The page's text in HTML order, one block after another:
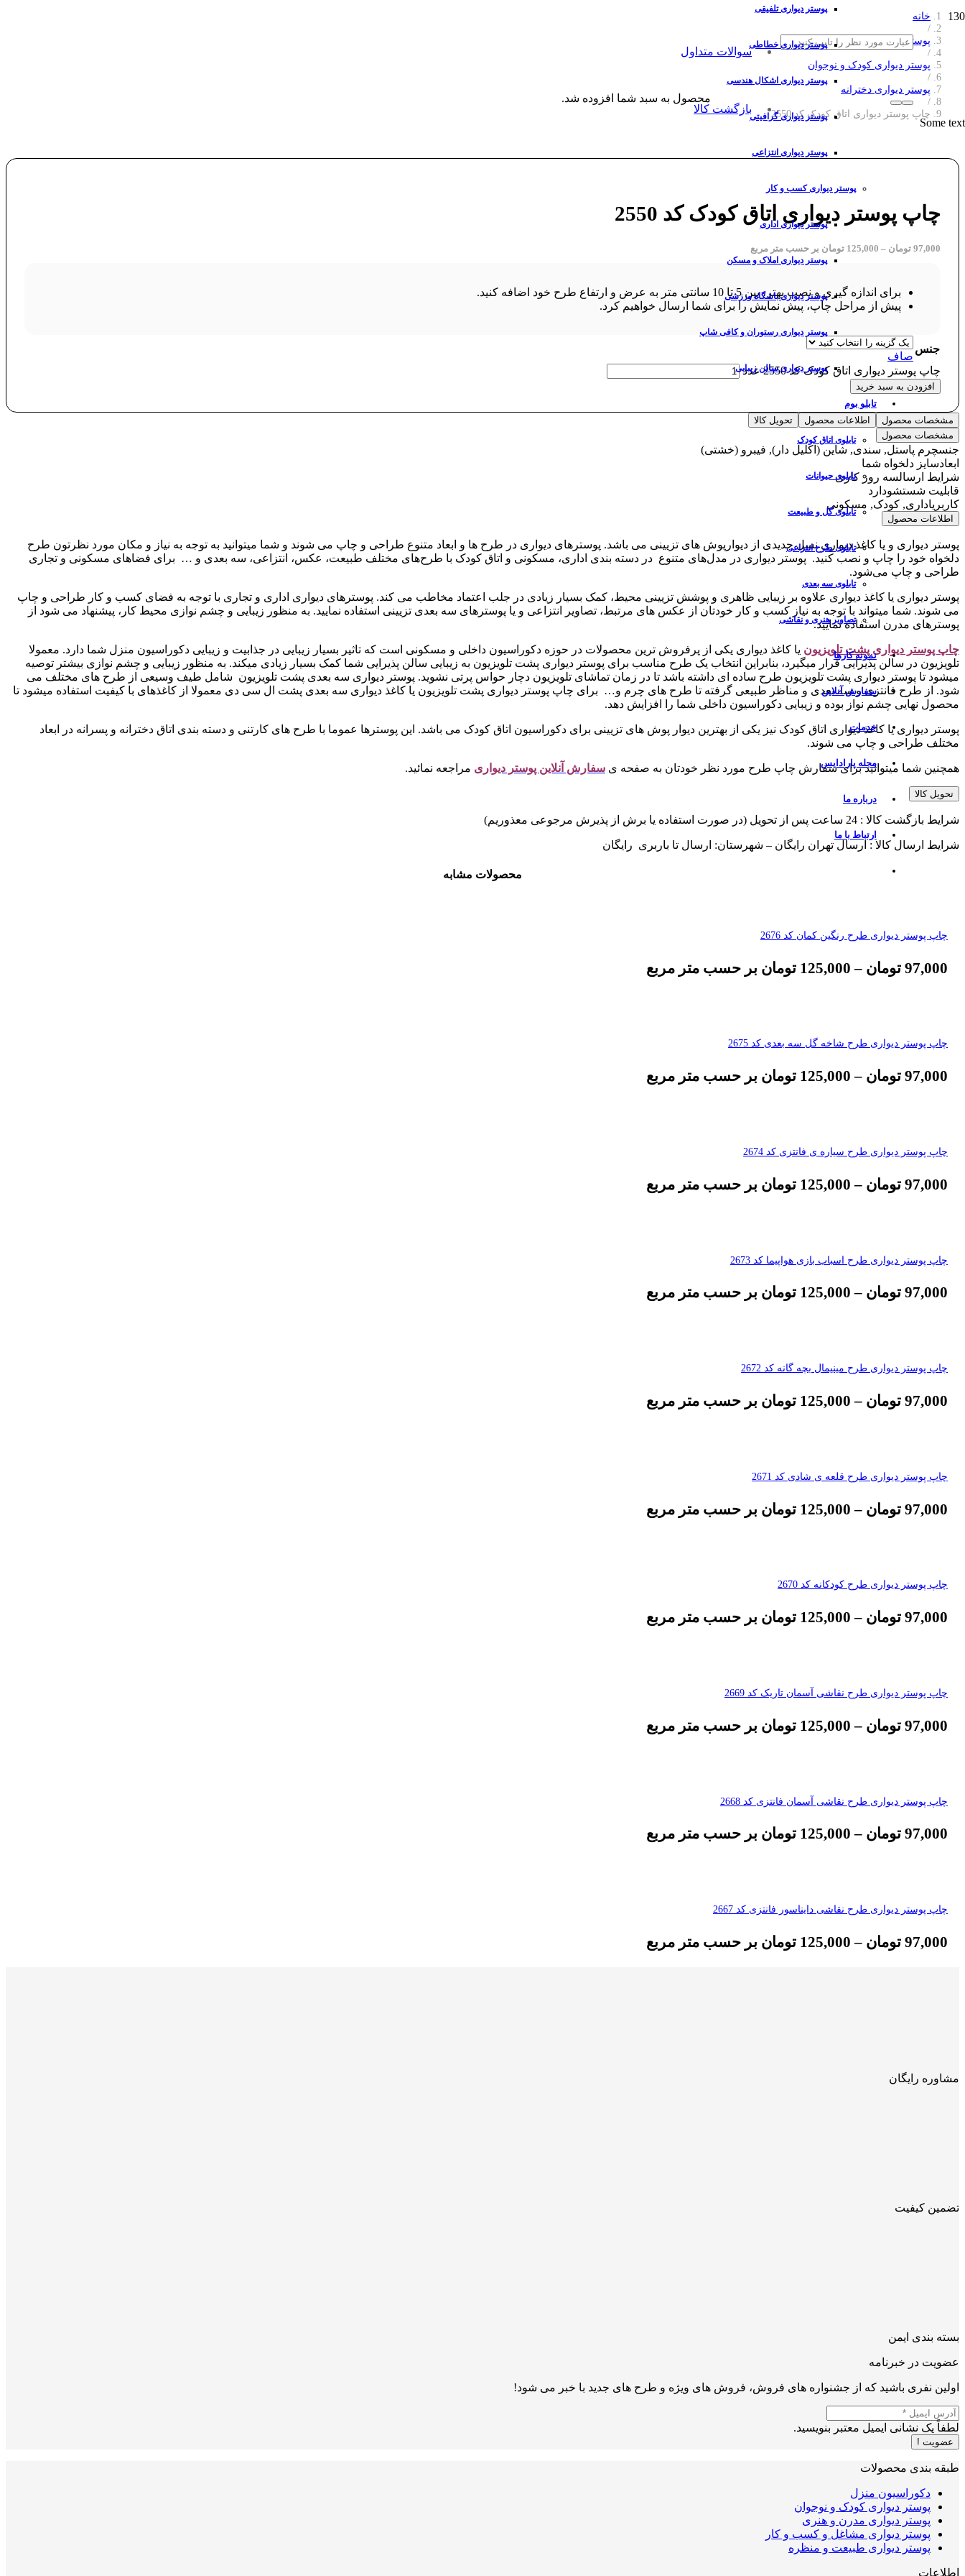
سوالات متداول
بازگشت کالا
پوستر دیواری تلفیقی
پوستر دیواری خطاطی
پوستر دیواری اشکال هندسی
پوستر دیواری گرافیتی
پوستر دیواری انتزاعی
پوستر دیواری کسب و کار
پوستر دیواری اداری
پوستر دیواری املاک و مسکن
پوستر دیواری باشگاه ورزشی
پوستر دیواری رستوران و کافی شاپ
پوستر دیواری سالن زیبایی
تابلو بوم
تابلوی اتاق کودک
تابلوی حیوانات
تابلوی گل و طبیعت
تابلوی طرح انتزاعی
تابلوی سه بعدی
تصاویر هنری و نقاشی
نمونه کارها
سفارش آنلاین
خدمات
مجله پارادایس
درباره ما
ارتباط با ما
محصول به سبد شما افزوده شد.
Some text
خانه
/
پوستر دیواری
/
پوستر دیواری کودک و نوجوان
/
پوستر دیواری دخترانه
/
چاپ پوستر دیواری اتاق کودک کد 2550
چاپ پوستر دیواری اتاق کودک کد 2550
97,000 تومان –
125,000 تومان بر حسب متر مربع
برای اندازه گیری و نصب بهتر، بین 5 تا 10 سانتی متر به عرض و ارتفاع طرح خود اضافه کنید.
پیش از مراحل چاپ، پیش نمایش را برای شما ارسال خواهیم کرد.
جنس
صاف
چاپ پوستر دیواری اتاق کودک کد 2550 عدد
افزودن به سبد خرید
مشخصات محصول اطلاعات محصول
تحویل کالا
مشخصات محصول
جنسچرم پاستل, سندی, شاین (اکلیل دار), فیبرو (خشتی)
ابعادسایز دلخواه شما
شرایط ارسالسه روز کاری
قابلیت شستشودارد
کاربریاداری, کودک, مسکونی
اطلاعات محصول
پوستر دیواری و یا کاغذ دیواری نسل جدیدی از دیوارپوش های تزیینی می باشد. پوسترهای دیواری در طرح ها و ابعاد متنوع طراحی و چاپ می شوند و شما میتوانید به توجه به نیاز و مکان مورد نظرتون طرح
دلخواه خود را چاپ و نصب کنید. پوستر دیواری در مدل‌های متنوع در دسته‌ بندی اداری، مسکونی و اتاق کودک با طرح‌های مختلف طبیعت، عکس، انتزاعی، سه بعدی و … برای فضاهای مسکونی و تجاری
طراحی و چاپ می‌شود.
پوستر دیواری یا کاغذ دیواری علاوه بر زیبایی ظاهری و پوشش تزیینی محیط، کمک بسیار زیادی در جلب اعتماد مخاطب می کند. پوسترهای دیواری اداری و تجاری با توجه به فضای کسب و کار طراحی و چاپ
می شوند. شما میتواند با توجه به نیاز کسب و کار خودتان از عکس های مرتبط، تصاویر انتزاعی و یا پوسترهای سه بعدی تزیینی استفاده نمایید. به منظور زیبایی و چشم نوازی محیط کار، پیشنهاد می شود از
پوسترهای مدرن استفاده نمایید.
چاپ پوستر دیواری پشت تلویزیون یا کاغذ دیواری یکی از پرفروش ترین محصولات در حوزه دکوراسیون داخلی و مسکونی است که تاثیر بسیار زیبایی در جذابیت و زیبایی دکوراسیون منزل شما دارد. معمولا
تلویزیون در سالن پذیرایی قرار میگیرد، بنابراین انتخاب یک طرح مناسب برای پوستر دیواری پشت تلویزیون به زیبایی سالن پذیرایی شما کمک بسیار زیادی میکند. به منظور زیبایی و چشم نوازی بیشتر توصیه
میشود تا پوستر دیواری پشت تلویزیون طرح ساده ای داشته باشد تا در زمان تماشای تلویزیون دچار حواس پرتی نشوید. پوستر دیواری سه بعدی پشت تلویزیون شامل طیف وسیعی از طرح های مختلف می
شود. از طرح فانتزی و سه بعدی و مناظر طبیعی گرفته تا طرح های چرم و… برای چاپ پوستر دیواری پشت تلویزیون یا کاغذ دیواری سه بعدی پشت ال سی دی معمولا از کاغذهای با کیفیت استفاده میشود تا
محصول نهایی چشم نواز بوده و زیبایی دکوراسیون داخلی شما را افزایش دهد.
پوستر دیواری یا کاغذ دیواری اتاق کودک نیز یکی از بهترین دیوار پوش های تزیینی برای دکوراسیون اتاق کودک می باشد. این پوسترها عموما با طرح های کارتنی و دسته بندی اتاق دخترانه و پسرانه در ابعاد
مختلف طراحی و چاپ می شوند.
همچنین شما میتوانید برای سفارش چاپ طرح مورد نظر خودتان به صفحه ی سفارش آنلاین پوستر دیواری مراجعه نمائید.
تحویل کالا
شرایط بازگشت کالا : 24 ساعت پس از تحویل (در صورت استفاده یا برش از پذیرش مرجوعی معذوریم)
شرایط ارسال کالا : ارسال تهران رایگان – شهرستان: ارسال تا باربری رایگان
محصولات مشابه
چاپ پوستر دیواری طرح رنگین کمان کد 2676
97,000 تومان –
125,000 تومان بر حسب متر مربع
چاپ پوستر دیواری طرح شاخه گل سه بعدی کد 2675
97,000 تومان –
125,000 تومان بر حسب متر مربع
چاپ پوستر دیواری طرح سیاره ی فانتزی کد 2674
97,000 تومان –
125,000 تومان بر حسب متر مربع
چاپ پوستر دیواری طرح اسباب بازی هواپیما کد 2673
97,000 تومان –
125,000 تومان بر حسب متر مربع
چاپ پوستر دیواری طرح مینیمال بچه گانه کد 2672
97,000 تومان –
125,000 تومان بر حسب متر مربع
چاپ پوستر دیواری طرح قلعه ی شادی کد 2671
97,000 تومان –
125,000 تومان بر حسب متر مربع
چاپ پوستر دیواری طرح کودکانه کد 2670
97,000 تومان –
125,000 تومان بر حسب متر مربع
چاپ پوستر دیواری طرح نقاشی آسمان تاریک کد 2669
97,000 تومان –
125,000 تومان بر حسب متر مربع
چاپ پوستر دیواری طرح نقاشی آسمان فانتزی کد 2668
97,000 تومان –
125,000 تومان بر حسب متر مربع
چاپ پوستر دیواری طرح نقاشی دایناسور فانتزی کد 2667
97,000 تومان –
125,000 تومان بر حسب متر مربع
مشاوره رایگان
تضمین کیفیت
بسته بندی ایمن
عضویت در خبرنامه
اولین نفری باشید که از جشنواره های فروش، فروش های ویژه و طرح های جدید با خبر می شود!
لطفاً یک نشانی ایمیل معتبر بنویسید.
عضویت !
طبقه بندی محصولات
دکوراسیون منزل
پوستر دیواری کودک و نوجوان
پوستر دیواری مدرن و هنری
پوستر دیواری مشاغل و کسب و کار
پوستر دیواری طبیعت و منظره
اطلاعات